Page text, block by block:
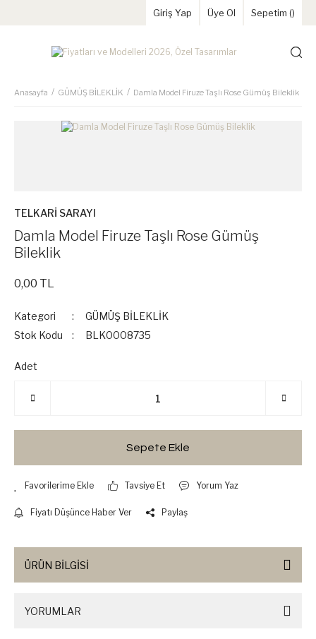
Giriş Yap Üye Ol Sepetim ()
Anasayfa GÜMÜŞ BİLEKLİK Damla Model Firuze Taşlı Rose Gümüş Bileklik
TELKARİ SARAYI
Damla Model Firuze Taşlı Rose Gümüş
Bileklik
0,00 TL
Kategori
GÜMÜŞ BİLEKLİK
Stok Kodu
BLK0008735
Adet
Sepete Ekle
Tavsiye Et Yorum Yaz
Fiyatı Düşünce Haber Ver Paylaş
ÜRÜN BİLGİSİ
YORUMLAR